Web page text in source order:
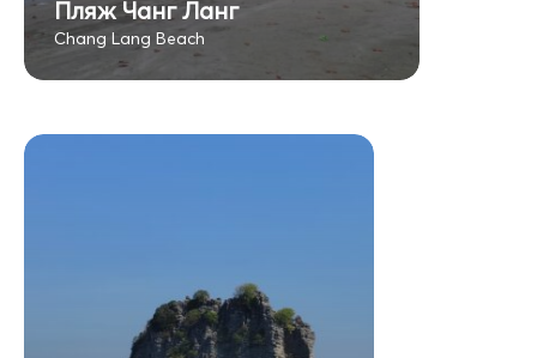
Пляж Чанг Ланг
Chang Lang Beach